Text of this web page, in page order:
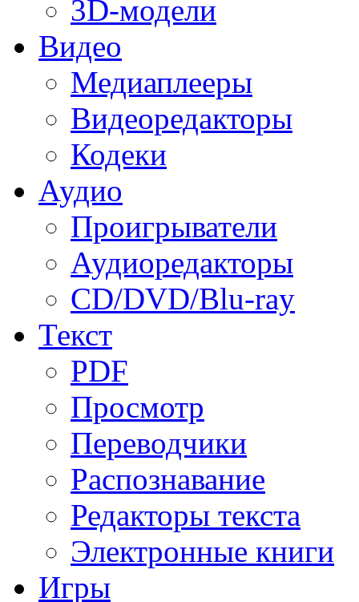
3D-модели
Видео
Медиаплееры
Видеоредакторы
Кодеки
Аудио
Проигрыватели
Аудиоредакторы
CD/DVD/Blu-ray
Текст
PDF
Просмотр
Переводчики
Распознавание
Редакторы текста
Электронные книги
Игры